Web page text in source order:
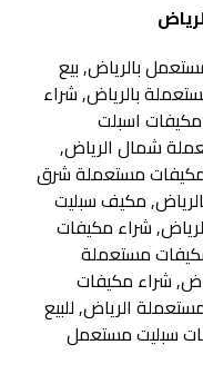
بالرياض, بيع
بالرياض, شراء
اسبلت
شمال الرياض,
مكيفات مستعملة شرق
مكيف سبليت
شراء مكيفات
مستعملة
شراء مكيفات
الرياض, للبيع
سبليت مستعمل